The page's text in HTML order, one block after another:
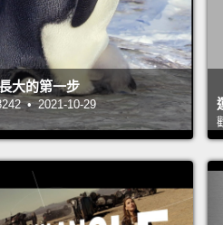
大的第一步
• 2021-10-29